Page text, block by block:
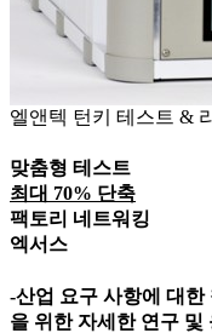
엘앤텍 턴키 테스트 &
맞춤형 테스트
최대 70% 단축
팩토리 네트워킹
엑서스
-산업 요구 사항에 대
을 위한 자세한 연구 및